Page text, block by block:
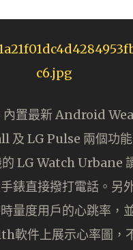
置最新 Android
及 LG Pulse 兩個功
LG Watch Urbane
錶直接撥打電話。另
量度用戶的心跳率，
軟件上展示心率圖，